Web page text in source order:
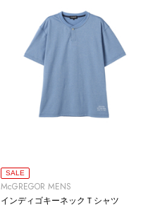
SALE
McGREGOR MENS
インディゴキーネックＴシャツ